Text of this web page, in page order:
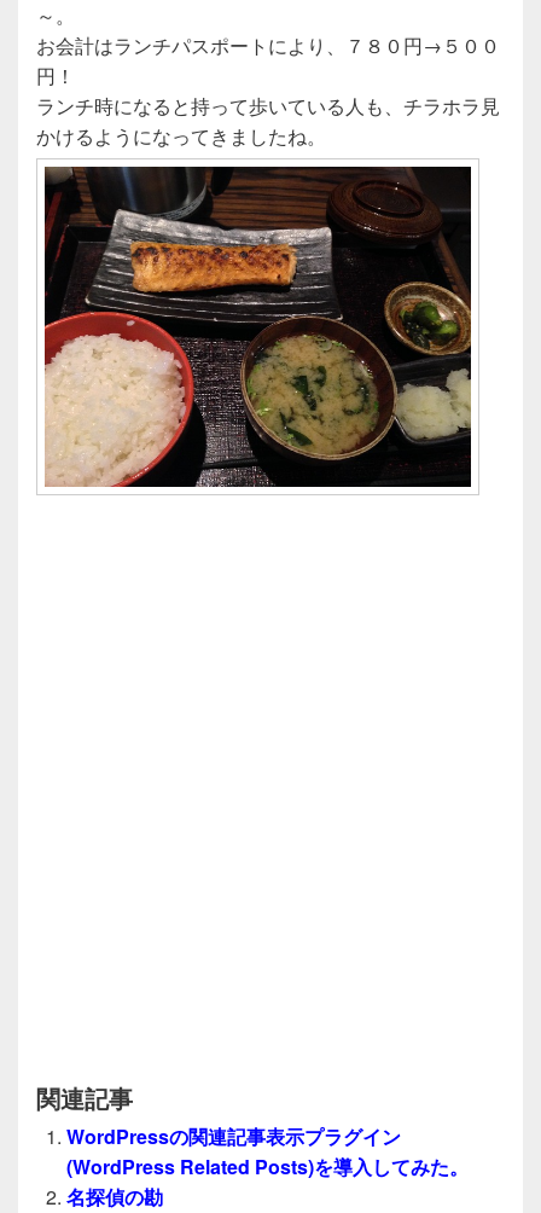
～。
お会計はランチパスポートにより、７８０円→５００
円！
ランチ時になると持って歩いている人も、チラホラ見
かけるようになってきましたね。
関連記事
WordPressの関連記事表示プラグイン
(WordPress Related Posts)を導入してみた。
名探偵の勘